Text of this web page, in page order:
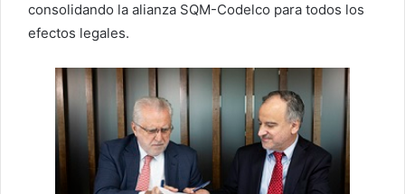
consolidando la alianza SQM-Codelco para todos los
efectos legales.